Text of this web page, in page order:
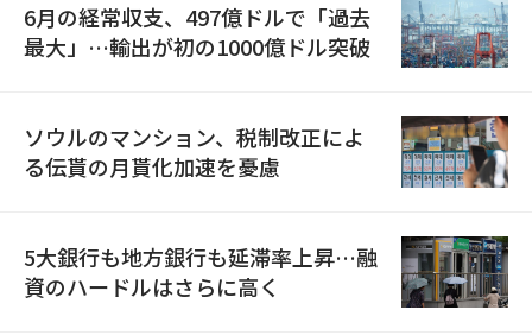
6月の経常収支、497億ドルで「過去
最大」…輸出が初の1000億ドル突破
ソウルのマンション、税制改正によ
る伝貰の月貰化加速を憂慮
5大銀行も地方銀行も延滞率上昇…融
資のハードルはさらに高く